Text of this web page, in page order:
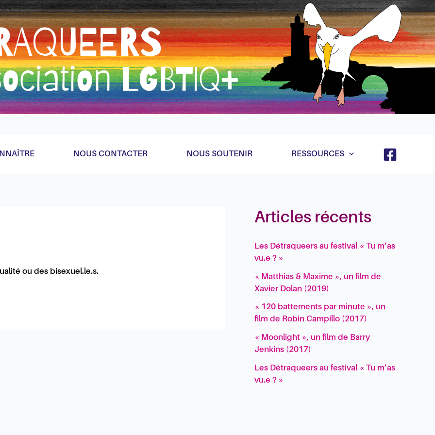
NOUS CONTACTER NOUS SOUTENIR RESSOURCES
ou des bisexuel.le.s.
Articles récents
Les Détraqueers au festival « Tu m’as
vu.e ? »
« Matthias & Maxime », un film de
Xavier Dolan (2019)
« 120 battements par minute », un
film de Robin Campillo (2017)
« Moonlight », un film de Barry
Jenkins (2017)
Les Détraqueers au festival « Tu m’as
vu.e ? »